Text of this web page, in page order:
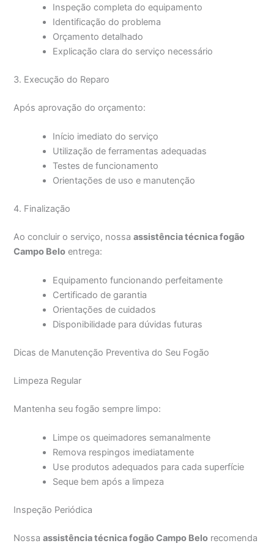
Inspeção completa do equipamento
Identificação do problema
Orçamento detalhado
Explicação clara do serviço necessário
3. Execução do Reparo
Após aprovação do orçamento:
Início imediato do serviço
Utilização de ferramentas adequadas
Testes de funcionamento
Orientações de uso e manutenção
4. Finalização
Ao concluir o serviço, nossaassistência técnica fogão
Campo Belo entrega:
Equipamento funcionando perfeitamente
Certificado de garantia
Orientações de cuidados
Disponibilidade para dúvidas futuras
Dicas de Manutenção Preventiva do Seu Fogão
Limpeza Regular
Mantenha seu fogão sempre limpo:
Limpe os queimadores semanalmente
Remova respingos imediatamente
Use produtos adequados para cada superfície
Seque bem após a limpeza
Inspeção Periódica
Nossaassistência técnica fogão Campo Belo recomenda